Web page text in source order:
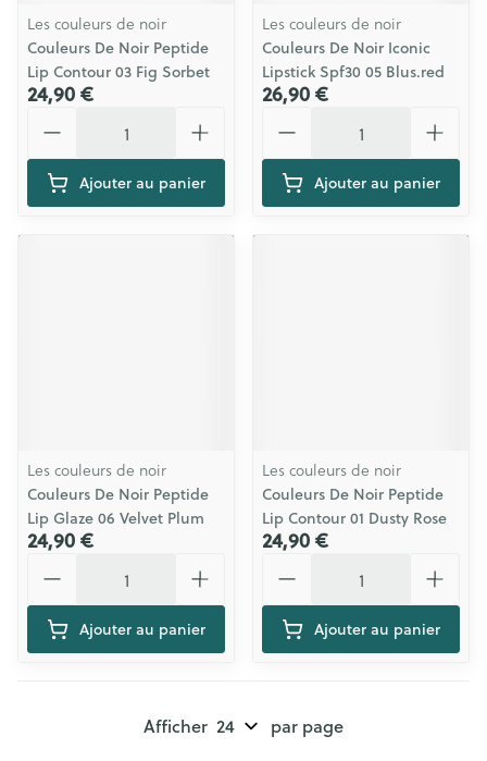
Les couleurs de noir
Couleurs De Noir Peptide
Lip Contour 03 Fig Sorbet
24,90 €
Ajouter au panier
Les couleurs de noir
Couleurs De Noir Iconic
Lipstick Spf30 05 Blus.red
26,90 €
Ajouter au panier
Les couleurs de noir
Couleurs De Noir Peptide
Lip Glaze 06 Velvet Plum
24,90 €
Ajouter au panier
Les couleurs de noir
Couleurs De Noir Peptide
Lip Contour 01 Dusty Rose
24,90 €
Ajouter au panier
Afficher par page